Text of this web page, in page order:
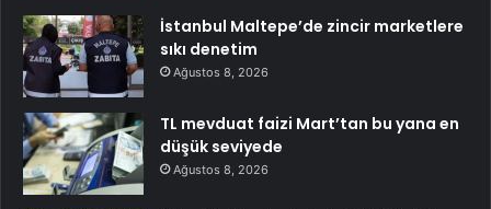
İstanbul Maltepe’de zincir marketlere
sıkı denetim
Ağustos 8, 2026
TL mevduat faizi Mart’tan bu yana en
düşük seviyede
Ağustos 8, 2026